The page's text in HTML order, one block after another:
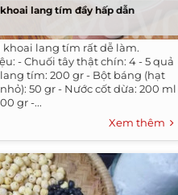
lang tím đầy hấp dẫn
khoai lang tím rất dễ làm.
- Chuối tây thật chín: 4 - 5 quả
tím: 200 gr - Bột báng (hạt
50 gr - Nước cốt dừa: 200 ml
gr -...
Xem thêm